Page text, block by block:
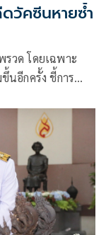
คซีนหายซ้ำ
วด โดยเฉพาะ
นอีกครั้ง ชี้การ